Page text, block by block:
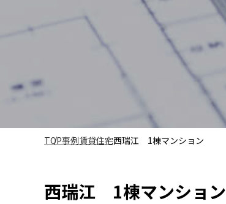
TOP事例賃貸住宅西瑞江 1棟マンション
西瑞江 1棟マンション